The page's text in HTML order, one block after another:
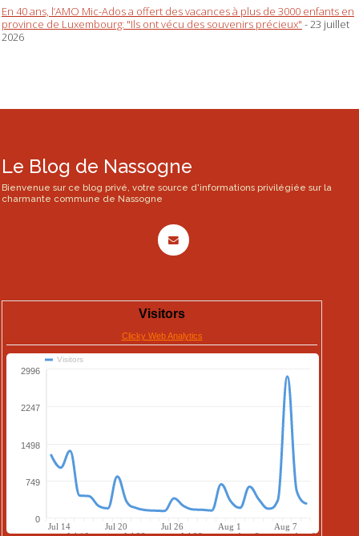
En 40 ans, l’AMO Mic-Ados a offert des vacances à plus de 3000 enfants en
province de Luxembourg: "Ils ont vécu des souvenirs précieux" - 23 juillet
2026
Le Blog de Nassogne
Bienvenue sur ce blog privé, votre source d'informations privilégiée sur la
charmante commune de Nassogne